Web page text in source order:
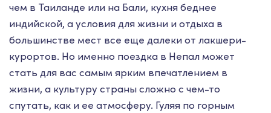
чем в Таиланде или на Бали, кухня беднее
индийской, а условия для жизни и отдыха в
большинстве мест все еще далеки от лакшери-
курортов. Но именно поездка в Непал может
стать для вас самым ярким впечатлением в
жизни, а культуру страны сложно с чем-то
спутать, как и ее атмосферу. Гуляя по горным